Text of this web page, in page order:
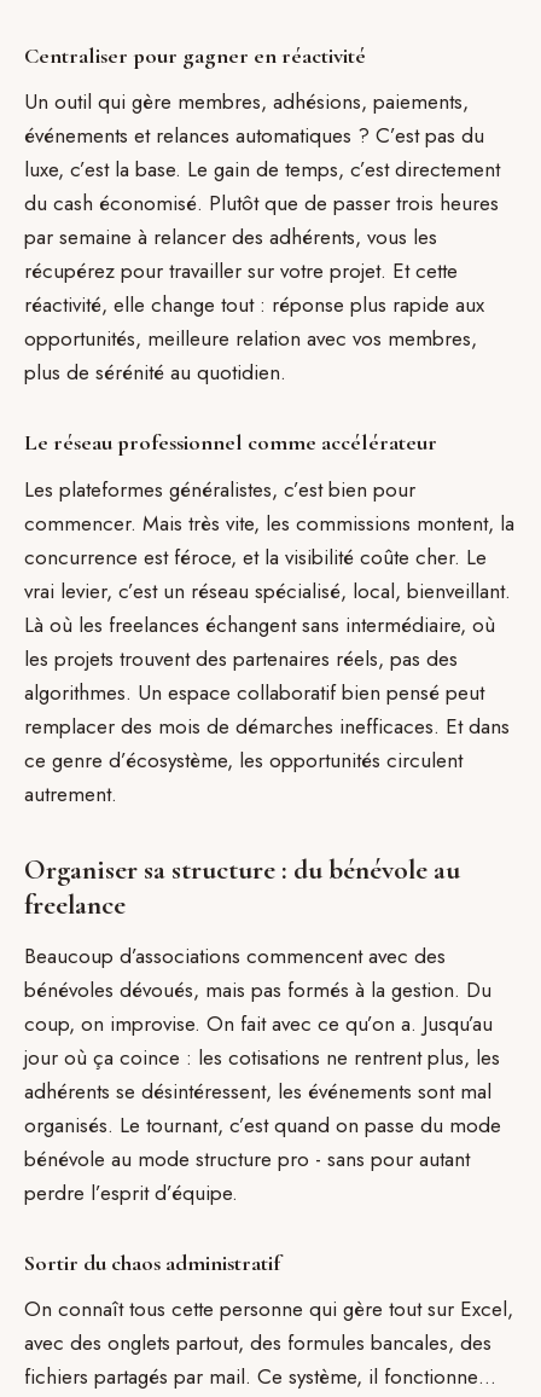
Centraliser pour gagner en réactivité
Un outil qui gère membres, adhésions, paiements,
événements et relances automatiques ? C’est pas du
luxe, c’est la base. Le gain de temps, c’est directement
du cash économisé. Plutôt que de passer trois heures
par semaine à relancer des adhérents, vous les
récupérez pour travailler sur votre projet. Et cette
réactivité, elle change tout : réponse plus rapide aux
opportunités, meilleure relation avec vos membres,
plus de sérénité au quotidien.
Le réseau professionnel comme accélérateur
Les plateformes généralistes, c’est bien pour
commencer. Mais très vite, les commissions montent, la
concurrence est féroce, et la visibilité coûte cher. Le
vrai levier, c’est un réseau spécialisé, local, bienveillant.
Là où les freelances échangent sans intermédiaire, où
les projets trouvent des partenaires réels, pas des
algorithmes. Un espace collaboratif bien pensé peut
remplacer des mois de démarches inefficaces. Et dans
ce genre d’écosystème, les opportunités circulent
autrement.
Organiser sa structure : du bénévole au
freelance
Beaucoup d’associations commencent avec des
bénévoles dévoués, mais pas formés à la gestion. Du
coup, on improvise. On fait avec ce qu’on a. Jusqu’au
jour où ça coince : les cotisations ne rentrent plus, les
adhérents se désintéressent, les événements sont mal
organisés. Le tournant, c’est quand on passe du mode
bénévole au mode structure pro - sans pour autant
perdre l’esprit d’équipe.
Sortir du chaos administratif
On connaît tous cette personne qui gère tout sur Excel,
avec des onglets partout, des formules bancales, des
fichiers partagés par mail. Ce système, il fonctionne…